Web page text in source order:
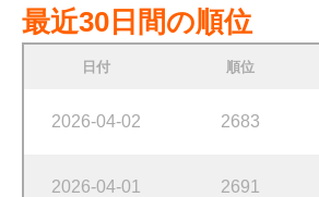
最近30日間の順位
日付 順位
2026-04-02 2683
2026-04-01 2691